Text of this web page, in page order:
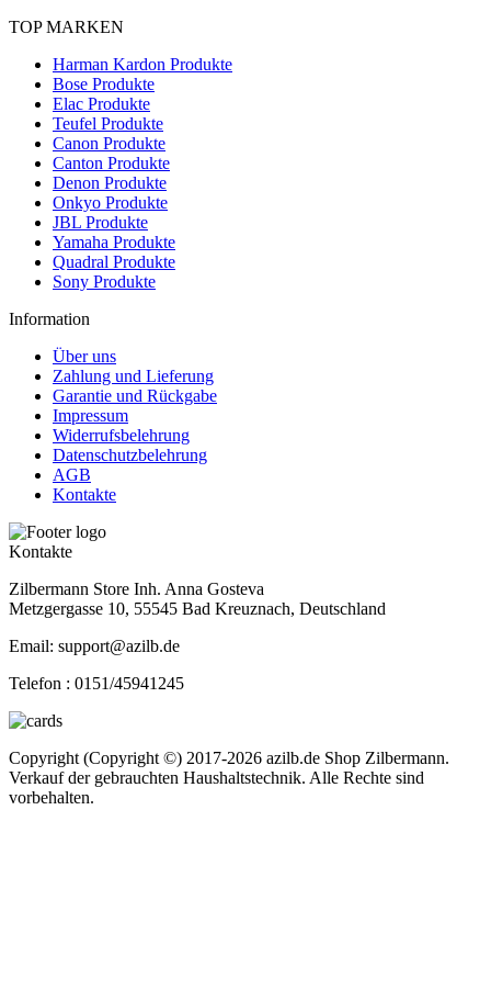
TOP MARKEN
Harman Kardon Produkte
Bose Produkte
Elac Produkte
Teufel Produkte
Canon Produkte
Canton Produkte
Denon Produkte
Onkyo Produkte
JBL Produkte
Yamaha Produkte
Quadral Produkte
Sony Produkte
Information
Über uns
Zahlung und Lieferung
Garantie und Rückgabe
Impressum
Widerrufsbelehrung
Datenschutzbelehrung
AGB
Kontakte
Kontakte
Zilbermann Store Inh. Anna Gosteva
Metzgergasse 10, 55545 Bad Kreuznach, Deutschland
Email: support@azilb.de
Telefon : 0151/45941245
Copyright (Copyright ©) 2017-2026 azilb.de Shop Zilbermann.
Verkauf der gebrauchten Haushaltstechnik. Alle Rechte sind
vorbehalten.